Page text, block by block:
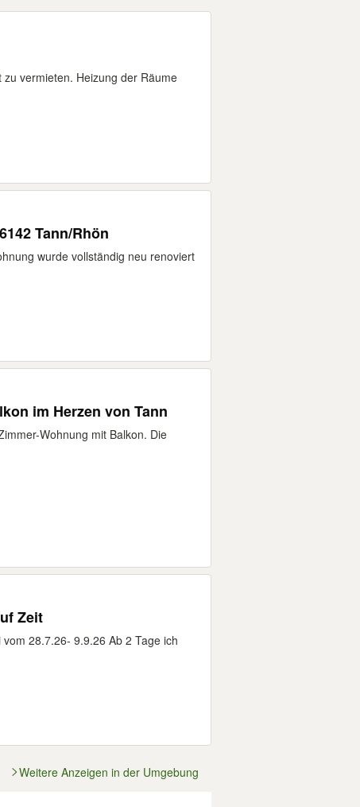
vermieten. Heizung der Räume
Tann/Rhön
wurde vollständig neu renoviert
im Herzen von Tann
Wohnung mit Balkon. Die
Zeit
28.7.26- 9.9.26 Ab 2 Tage ich
Weitere Anzeigen in der Umgebung